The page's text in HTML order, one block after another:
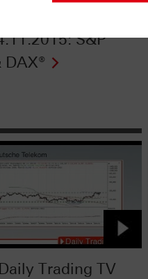
S&P
DAX®
Trading TV